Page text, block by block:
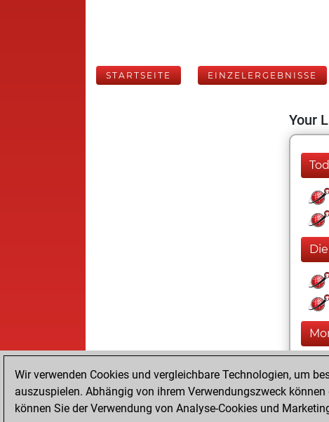
STARTSEITE EINZELERGEBNISSE
Your
Wir verwenden Cookies und vergleichbare Technologien, um
auszuspielen. Abhängig von ihrem Verwendungszweck
können Sie der Verwendung von Analyse-Cookies und